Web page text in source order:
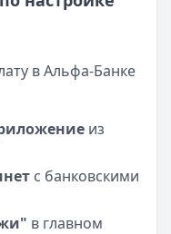
в Альфа-Банке
из
с банковскими
в главном